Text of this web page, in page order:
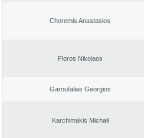
Choremis Anastasios
Floros Nikolaos
Garoufalias Georgios
Karchimakis Michail